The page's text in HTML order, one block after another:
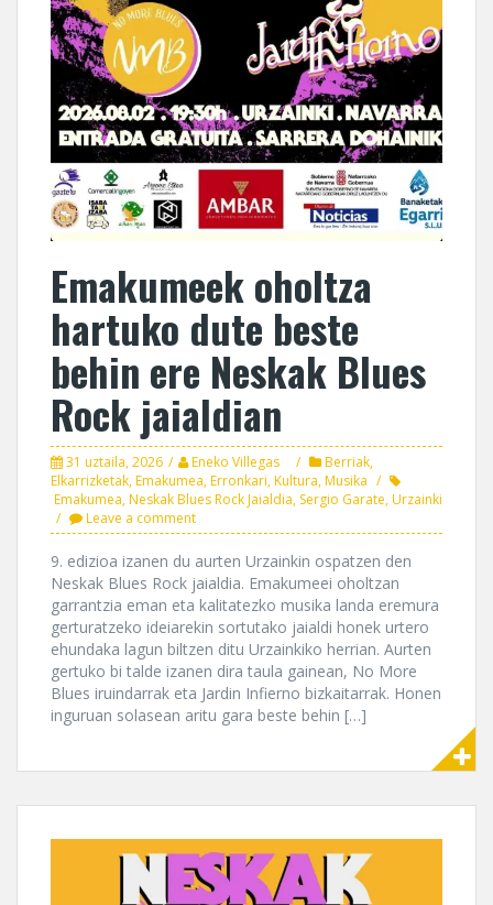
Emakumeek oholtza
hartuko dute beste
behin ere Neskak Blues
Rock jaialdian
31 uztaila, 2026 Eneko Villegas Berriak,
Elkarrizketak,Emakumea,Erronkari,Kultura,Musika
Emakumea,Neskak Blues Rock Jaialdia, Sergio Garate,Urzainki
Leave a comment
9. edizioa izanen du aurten Urzainkin ospatzen den
Neskak Blues Rock jaialdia. Emakumeei oholtzan
garrantzia eman eta kalitatezko musika landa eremura
gerturatzeko ideiarekin sortutako jaialdi honek urtero
ehundaka lagun biltzen ditu Urzainkiko herrian. Aurten
gertuko bi talde izanen dira taula gainean, No More
Blues iruindarrak eta Jardin Infierno bizkaitarrak. Honen
inguruan solasean aritu gara beste behin […]